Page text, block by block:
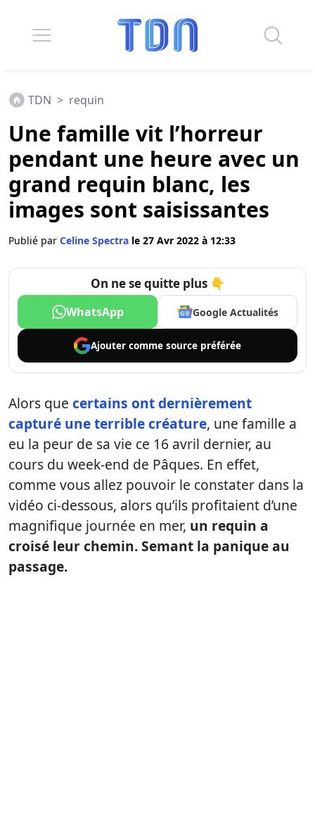
TDN > requin
Une famille vit l’horreur
pendant une heure avec un
grand requin blanc, les
images sont saisissantes
Publié par Celine Spectra le 27 Avr 2022 à 12:33
On ne se quitte plus 👇
WhatsApp Google Actualités
Ajouter comme source préférée
Alors que certains ont dernièrement
capturé une terrible créature, une famille a
eu la peur de sa vie ce 16 avril dernier, au
cours du week-end de Pâques. En effet,
comme vous allez pouvoir le constater dans la
vidéo ci-dessous, alors qu’ils profitaient d’une
magnifique journée en mer, un requin a
croisé leur chemin. Semant la panique au
passage.